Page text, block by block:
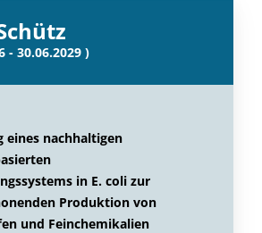
- 30.06.2029 )
eines nachhaltigen
in E. coli zur
Produktion von
und Feinchemikalien